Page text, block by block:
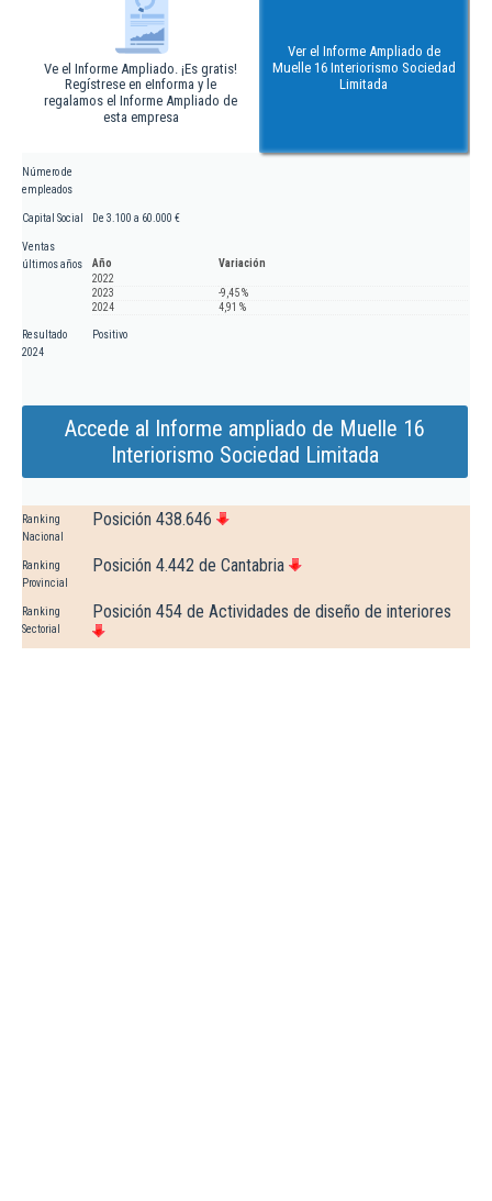
Ve el Informe Ampliado. ¡Es gratis!
Regístrese en eInforma y le
regalamos el Informe Ampliado de
esta empresa
Ver el Informe Ampliado de
Muelle 16 Interiorismo Sociedad
Limitada
Número de
empleados
Capital Social De 3.100 a 60.000 €
Ventas
últimos años
Año
Variación
2022
2023
-9,45 %
2024
4,91 %
Resultado
2024
Positivo
Accede al Informe ampliado de Muelle 16
Interiorismo Sociedad Limitada
Ranking
Nacional
Posición 438.646
Ranking
Provincial
Posición 4.442 de Cantabria
Ranking
Sectorial
Posición 454 de Actividades de diseño de interiores